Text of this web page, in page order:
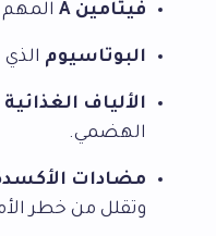
فيتامين A المهم
البوتاسيوم
الألياف الغذائية
الهضمي.
مضادات
وتقلل من خطر